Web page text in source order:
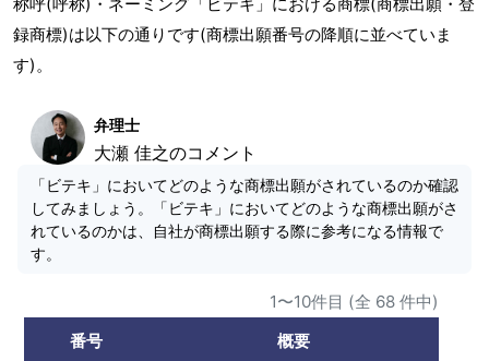
録商標)は以下の通りです(商標出願番号の降順に並べていま
す)。
弁理士
大瀬 佳之のコメント
「ビテキ」においてどのような商標出願がされているのか確認
してみましょう。「ビテキ」においてどのような商標出願がさ
れているのかは、自社が商標出願する際に参考になる情報で
す。
1〜10件目 (全 68 件中)
番号
概要